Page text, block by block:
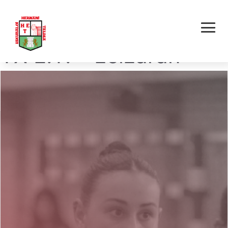
Hernani Alaia Odont.
TX E.T. – Leizaran
Horia